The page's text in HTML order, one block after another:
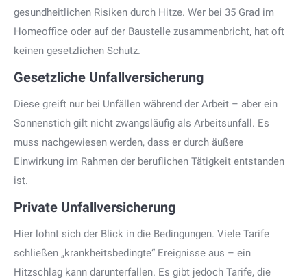
gesundheitlichen Risiken durch Hitze. Wer bei 35 Grad im
Homeoffice oder auf der Baustelle zusammenbricht, hat oft
keinen gesetzlichen Schutz.
Gesetzliche Unfallversicherung
Diese greift nur bei Unfällen während der Arbeit – aber ein
Sonnenstich gilt nicht zwangsläufig als Arbeitsunfall. Es
muss nachgewiesen werden, dass er durch äußere
Einwirkung im Rahmen der beruflichen Tätigkeit entstanden
ist.
Private Unfallversicherung
Hier lohnt sich der Blick in die Bedingungen. Viele Tarife
schließen „krankheitsbedingte“ Ereignisse aus – ein
Hitzschlag kann darunterfallen. Es gibt jedoch Tarife, die